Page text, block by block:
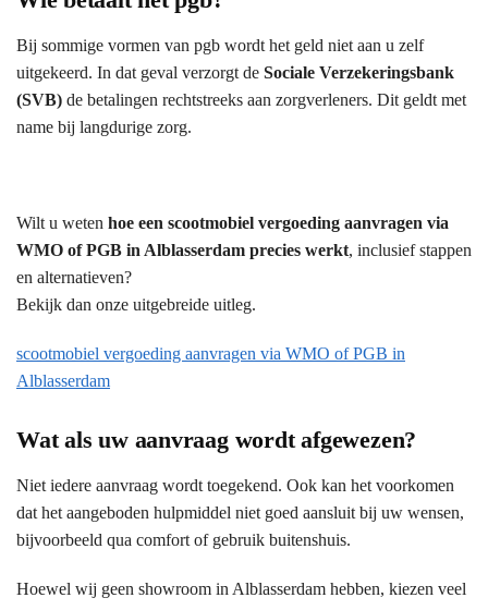
Bij sommige vormen van pgb wordt het geld niet aan u zelf
uitgekeerd. In dat geval verzorgt de Sociale Verzekeringsbank
(SVB) de betalingen rechtstreeks aan zorgverleners. Dit geldt met
name bij langdurige zorg.
Wilt u weten hoe een scootmobiel vergoeding aanvragen via
WMO of PGB in Alblasserdam precies werkt, inclusief stappen
en alternatieven?
Bekijk dan onze uitgebreide uitleg.
scootmobiel vergoeding aanvragen via WMO of PGB in
Alblasserdam
Wat als uw aanvraag wordt afgewezen?
Niet iedere aanvraag wordt toegekend. Ook kan het voorkomen
dat het aangeboden hulpmiddel niet goed aansluit bij uw wensen,
bijvoorbeeld qua comfort of gebruik buitenshuis.
Hoewel wij geen showroom in Alblasserdam hebben, kiezen veel